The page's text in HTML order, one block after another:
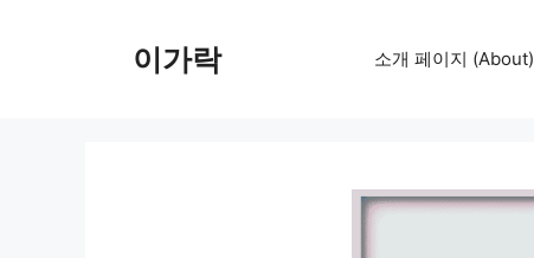
이가락 소개 페이지 (About)